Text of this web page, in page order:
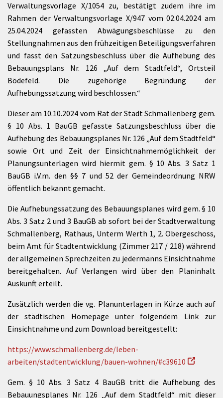
Verwaltungsvorlage X/1054 zu, bestätigt zudem ihre im
Rahmen der Verwaltungsvorlage X/947 vom 02.04.2024 am
25.04.2024 gefassten Abwägungsbeschlüsse zu den
Stellungnahmen aus den frühzeitigen Beteiligungsverfahren
und fasst den Satzungsbeschluss über die Aufhebung des
Bebauungsplans Nr. 126 „Auf dem Stadtfeld“, Ortsteil
Bödefeld. Die zugehörige Begründung der
Aufhebungssatzung wird beschlossen.“
Dieser am 10.10.2024 vom Rat der Stadt Schmallenberg gem.
§ 10 Abs. 1 BauGB gefasste Satzungsbeschluss über die
Aufhebung des Bebauungsplanes Nr. 126 „Auf dem Stadtfeld“
sowie Ort und Zeit der Einsichtnahmemöglichkeit der
Planungsunterlagen wird hiermit gem. § 10 Abs. 3 Satz 1
BauGB i.V.m. den §§ 7 und 52 der Gemeindeordnung NRW
öffentlich bekannt gemacht.
Die Aufhebungssatzung des Bebauungsplanes wird gem. § 10
Abs. 3 Satz 2 und 3 BauGB ab sofort bei der Stadtverwaltung
Schmallenberg, Rathaus, Unterm Werth 1, 2. Obergeschoss,
beim Amt für Stadtentwicklung (Zimmer 217 / 218) während
der allgemeinen Sprechzeiten zu jedermanns Einsichtnahme
bereitgehalten. Auf Verlangen wird über den Planinhalt
Auskunft erteilt.
Zusätzlich werden die vg. Planunterlagen in Kürze auch auf
der städtischen Homepage unter folgendem Link zur
Einsichtnahme und zum Download bereitgestellt:
https://www.schmallenberg.de/leben-
arbeiten/stadtentwicklung/bauen-wohnen/#c39610
Gem. § 10 Abs. 3 Satz 4 BauGB tritt die Aufhebung des
Bebauungsplanes Nr. 126 „Auf dem Stadtfeld“ mit dieser